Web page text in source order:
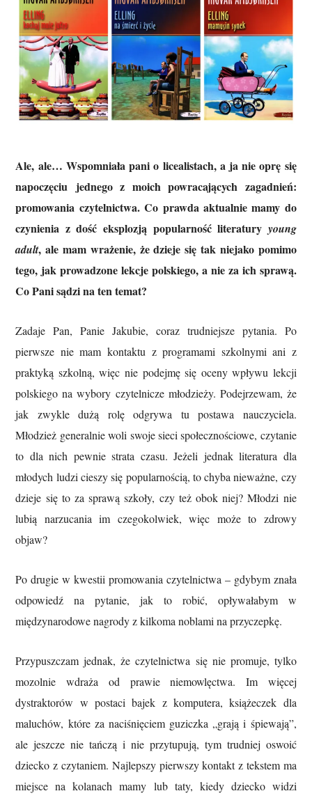
Ale, ale… Wspomniała pani o licealistach, a ja nie oprę się
napoczęciu jednego z moich powracających zagadnień:
promowania czytelnictwa. Co prawda aktualnie mamy do
czynienia z dość eksplozją popularność literatury young
adult, ale mam wrażenie, że dzieje się tak niejako pomimo
tego, jak prowadzone lekcje polskiego, a nie za ich sprawą.
Co Pani sądzi na ten temat?
Zadaje Pan, Panie Jakubie, coraz trudniejsze pytania. Po
pierwsze nie mam kontaktu z programami szkolnymi ani z
praktyką szkolną, więc nie podejmę się oceny wpływu lekcji
polskiego na wybory czytelnicze młodzieży. Podejrzewam, że
jak zwykle dużą rolę odgrywa tu postawa nauczyciela.
Młodzież generalnie woli swoje sieci społecznościowe, czytanie
to dla nich pewnie strata czasu. Jeżeli jednak literatura dla
młodych ludzi cieszy się popularnością, to chyba nieważne, czy
dzieje się to za sprawą szkoły, czy też obok niej? Młodzi nie
lubią narzucania im czegokolwiek, więc może to zdrowy
objaw?
Po drugie w kwestii promowania czytelnictwa – gdybym znała
odpowiedź na pytanie, jak to robić, opływałabym w
międzynarodowe nagrody z kilkoma noblami na przyczepkę.
Przypuszczam jednak, że czytelnictwa się nie promuje, tylko
mozolnie wdraża od prawie niemowlęctwa. Im więcej
dystraktorów w postaci bajek z komputera, książeczek dla
maluchów, które za naciśnięciem guziczka „grają i śpiewają”,
ale jeszcze nie tańczą i nie przytupują, tym trudniej oswoić
dziecko z czytaniem. Najlepszy pierwszy kontakt z tekstem ma
miejsce na kolanach mamy lub taty, kiedy dziecko widzi